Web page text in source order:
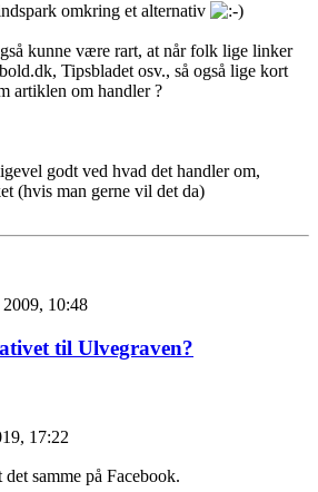
omkring et alternativ
kunne være rart, at når folk lige linker
Tipsbladet osv., så også lige kort
artiklen om handler ?
godt ved hvad det handler om,
(hvis man gerne vil det da)
2009, 10:48
til Ulvegraven?
17:22
samme på Facebook.